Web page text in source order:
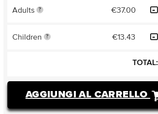
Adults ? €37.00
Children ? €13.43
TOTAL:
AGGIUNGI AL CARRELLO